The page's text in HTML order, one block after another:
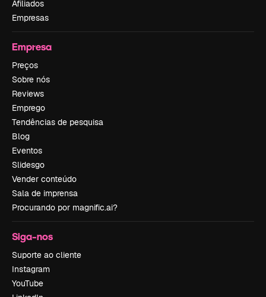
Afiliados
Empresas
Empresa
Preços
Sobre nós
Reviews
Emprego
Tendências de pesquisa
Blog
Eventos
Slidesgo
Vender conteúdo
Sala de imprensa
Procurando por magnific.ai?
Siga-nos
Suporte ao cliente
Instagram
YouTube